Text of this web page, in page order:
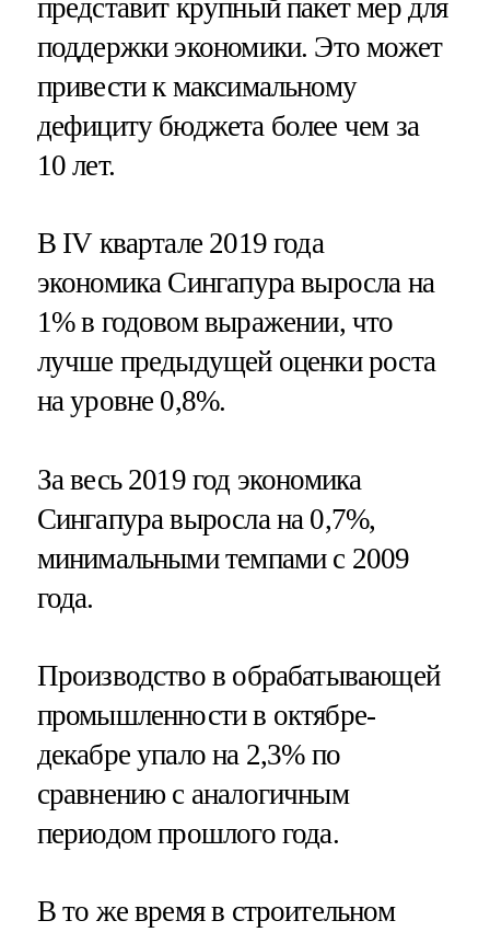
представит крупный пакет мер для
поддержки экономики. Это может
привести к максимальному
дефициту бюджета более чем за
10 лет.
В IV квартале 2019 года
экономика Сингапура выросла на
1% в годовом выражении, что
лучше предыдущей оценки роста
на уровне 0,8%.
За весь 2019 год экономика
Сингапура выросла на 0,7%,
минимальными темпами с 2009
года.
Производство в обрабатывающей
промышленности в октябре-
декабре упало на 2,3% по
сравнению с аналогичным
периодом прошлого года.
В то же время в строительном